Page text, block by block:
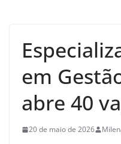
em
abre 40
20 de maio de 2026